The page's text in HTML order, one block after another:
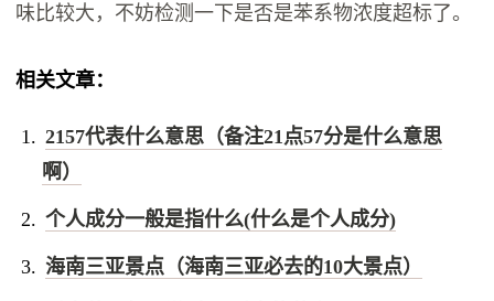
味比较大，不妨检测一下是否是苯系物浓度超标了。
相关文章：
2157代表什么意思（备注21点57分是什么意思
啊）
个人成分一般是指什么(什么是个人成分)
海南三亚景点（海南三亚必去的10大景点）